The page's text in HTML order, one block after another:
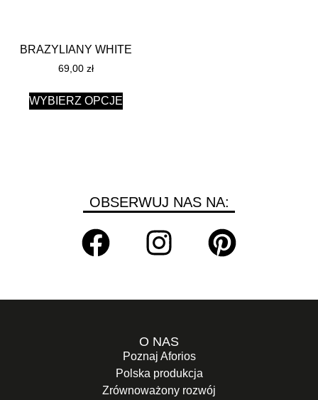
BRAZYLIANY WHITE
69,00 zł
WYBIERZ OPCJE
OBSERWUJ NAS NA:
O NAS
Poznaj Aforios
Polska produkcja
Zrównoważony rozwój